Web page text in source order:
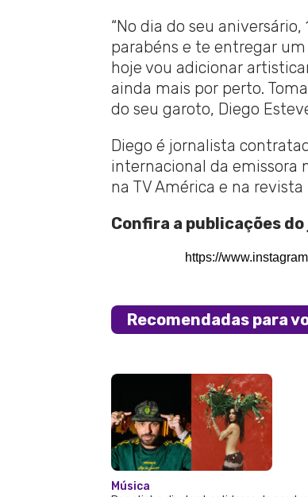
“No dia do seu
parabéns e te entregar
hoje vou adicionar
ainda mais por perto.
do seu garoto, Diego
Diego é jornalista
internacional da emissora
na TV América e na
Confira a publicações
https://
Recomendadas para
Música